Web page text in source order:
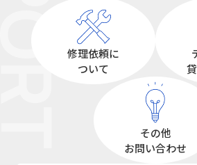
修理依頼に
ついて
その他
お問い合わせ